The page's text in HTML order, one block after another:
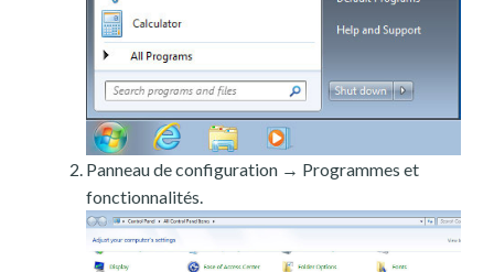
Panneau de configuration → Programmes et
fonctionnalités.